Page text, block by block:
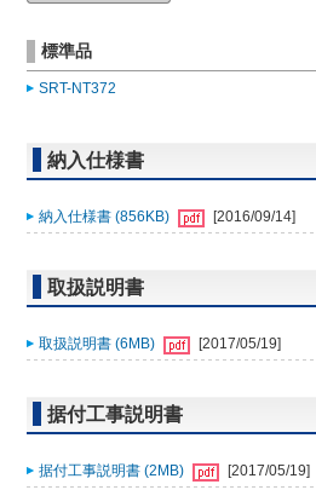
標準品
SRT-NT372
納入仕様書
納入仕様書 (856KB) [2016/09/14]
取扱説明書
取扱説明書 (6MB) [2017/05/19]
据付工事説明書
据付工事説明書 (2MB) [2017/05/19]